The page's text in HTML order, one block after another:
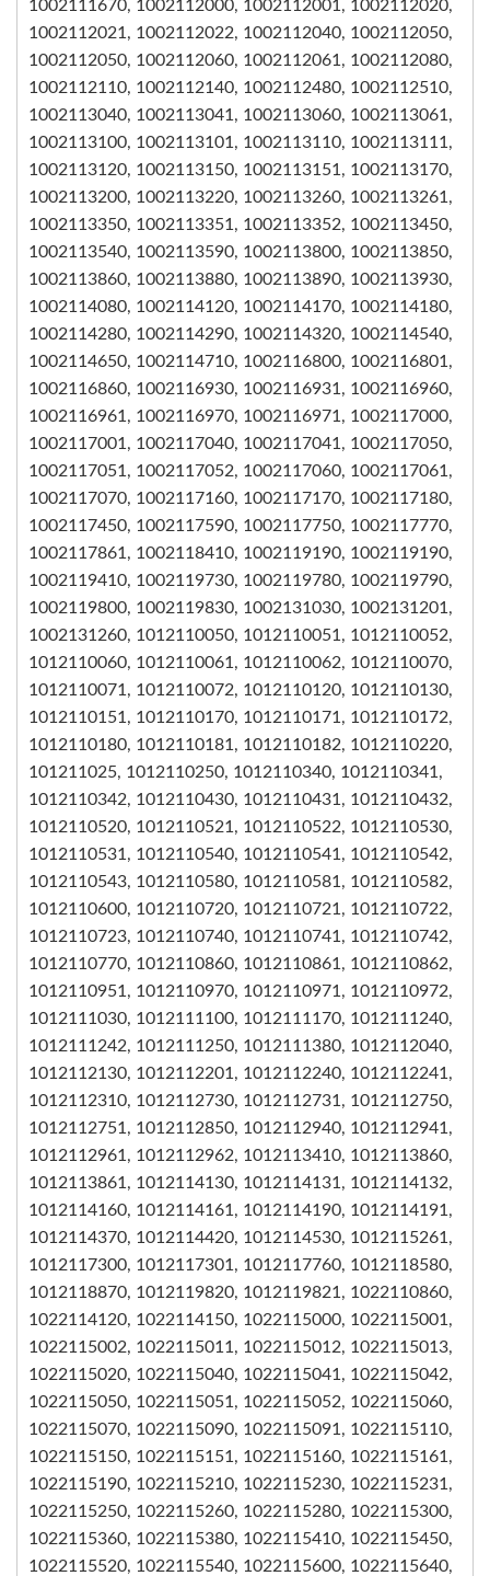
1002111670, 1002112000, 1002112001, 1002112020,
1002112021, 1002112022, 1002112040, 1002112050,
1002112050, 1002112060, 1002112061, 1002112080,
1002112110, 1002112140, 1002112480, 1002112510,
1002113040, 1002113041, 1002113060, 1002113061,
1002113100, 1002113101, 1002113110, 1002113111,
1002113120, 1002113150, 1002113151, 1002113170,
1002113200, 1002113220, 1002113260, 1002113261,
1002113350, 1002113351, 1002113352, 1002113450,
1002113540, 1002113590, 1002113800, 1002113850,
1002113860, 1002113880, 1002113890, 1002113930,
1002114080, 1002114120, 1002114170, 1002114180,
1002114280, 1002114290, 1002114320, 1002114540,
1002114650, 1002114710, 1002116800, 1002116801,
1002116860, 1002116930, 1002116931, 1002116960,
1002116961, 1002116970, 1002116971, 1002117000,
1002117001, 1002117040, 1002117041, 1002117050,
1002117051, 1002117052, 1002117060, 1002117061,
1002117070, 1002117160, 1002117170, 1002117180,
1002117450, 1002117590, 1002117750, 1002117770,
1002117861, 1002118410, 1002119190, 1002119190,
1002119410, 1002119730, 1002119780, 1002119790,
1002119800, 1002119830, 1002131030, 1002131201,
1002131260, 1012110050, 1012110051, 1012110052,
1012110060, 1012110061, 1012110062, 1012110070,
1012110071, 1012110072, 1012110120, 1012110130,
1012110151, 1012110170, 1012110171, 1012110172,
1012110180, 1012110181, 1012110182, 1012110220,
101211025, 1012110250, 1012110340, 1012110341,
1012110342, 1012110430, 1012110431, 1012110432,
1012110520, 1012110521, 1012110522, 1012110530,
1012110531, 1012110540, 1012110541, 1012110542,
1012110543, 1012110580, 1012110581, 1012110582,
1012110600, 1012110720, 1012110721, 1012110722,
1012110723, 1012110740, 1012110741, 1012110742,
1012110770, 1012110860, 1012110861, 1012110862,
1012110951, 1012110970, 1012110971, 1012110972,
1012111030, 1012111100, 1012111170, 1012111240,
1012111242, 1012111250, 1012111380, 1012112040,
1012112130, 1012112201, 1012112240, 1012112241,
1012112310, 1012112730, 1012112731, 1012112750,
1012112751, 1012112850, 1012112940, 1012112941,
1012112961, 1012112962, 1012113410, 1012113860,
1012113861, 1012114130, 1012114131, 1012114132,
1012114160, 1012114161, 1012114190, 1012114191,
1012114370, 1012114420, 1012114530, 1012115261,
1012117300, 1012117301, 1012117760, 1012118580,
1012118870, 1012119820, 1012119821, 1022110860,
1022114120, 1022114150, 1022115000, 1022115001,
1022115002, 1022115011, 1022115012, 1022115013,
1022115020, 1022115040, 1022115041, 1022115042,
1022115050, 1022115051, 1022115052, 1022115060,
1022115070, 1022115090, 1022115091, 1022115110,
1022115150, 1022115151, 1022115160, 1022115161,
1022115190, 1022115210, 1022115230, 1022115231,
1022115250, 1022115260, 1022115280, 1022115300,
1022115360, 1022115380, 1022115410, 1022115450,
1022115520, 1022115540, 1022115600, 1022115640,